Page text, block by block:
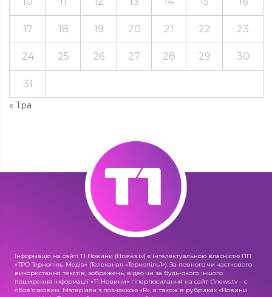
« Тра
17 18 19 20 21 22 23
24 25 26 27 28 29 30
31
Інформація на сайті Т1 Новини (t1news.tv) є інтелектуальною власністю ПП
«ТРО Тернопіль-Медіа» (Телеканал «Тернопіль1»). За повного чи часткового
використання текстів, зображень, відео чи за будь-якого іншого
поширення інформації «Т1 Новини» гіперпосилання на сайт t1news.tv – є
обов'язковим. Матеріали з позначкою «R», а також в рубриках «Новини